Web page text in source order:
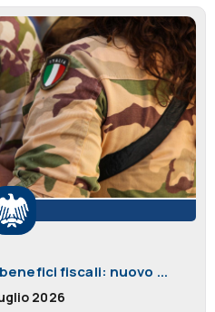
fiscali: nuovo ...
2026